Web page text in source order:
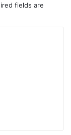
fields are